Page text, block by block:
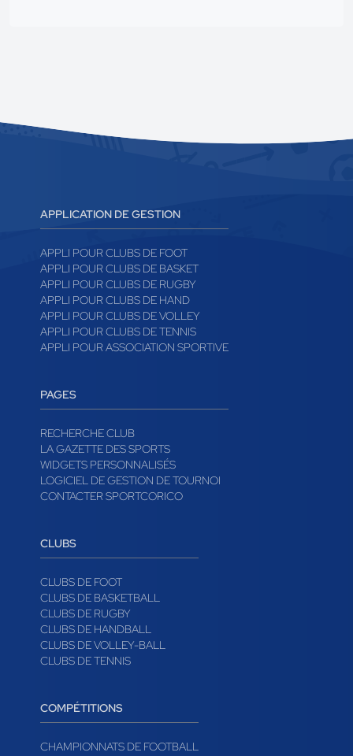
APPLICATION DE GESTION
APPLI POUR CLUBS DE FOOT
APPLI POUR CLUBS DE BASKET
APPLI POUR CLUBS DE RUGBY
APPLI POUR CLUBS DE HAND
APPLI POUR CLUBS DE VOLLEY
PAGES
RECHERCHE CLUB
LA GAZETTE DES SPORTS
WIDGETS PERSONNALISÉS
CLUBS
CLUBS DE FOOT
CLUBS DE BASKETBALL
CLUBS DE RUGBY
CLUBS DE HANDBALL
CLUBS DE TENNIS
COMPÉTITIONS